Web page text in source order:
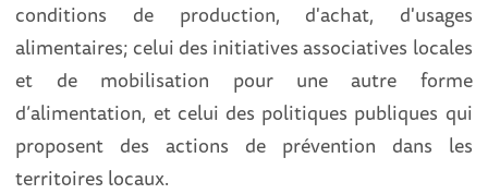
conditions de production, d'achat, d'usages
alimentaires; celui des initiatives associatives locales
et de mobilisation pour une autre forme
d’alimentation, et celui des politiques publiques qui
proposent des actions de prévention dans les
territoires locaux.